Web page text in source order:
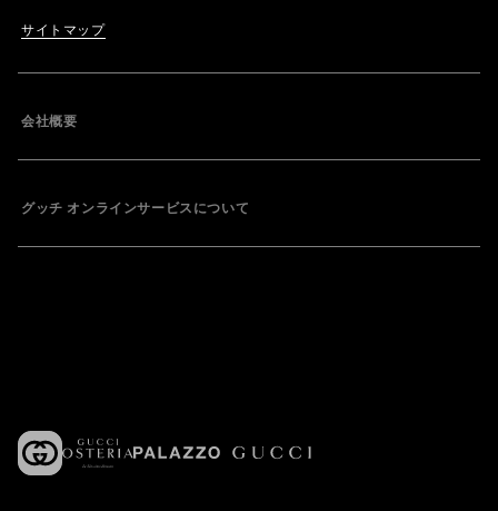
サイトマップ
会社概要
グッチ オンラインサービスについて